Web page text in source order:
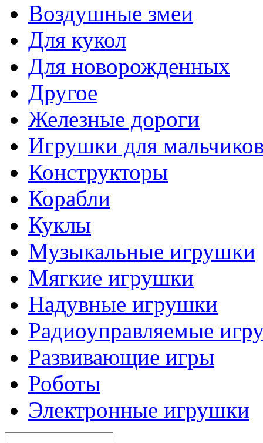
Воздушные змеи
Для кукол
Для новорожденных
Другое
Железные дороги
Игрушки для
Конструкторы
Корабли
Куклы
Музыкальные игрушки
Мягкие игрушки
Надувные игрушки
Радиоуправляемые
Развивающие игры
Роботы
Электронные игрушки